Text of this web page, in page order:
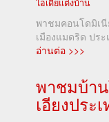
ไอเดียแต่งบ้าน
พาชมคอนโดมิเ
เมืองแมดริด ประ
อ่านต่อ >>>
พาชมบ้า
เอียงประ